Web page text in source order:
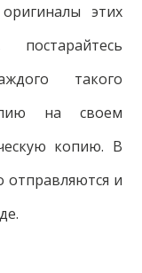
этих
такого
на своем
копию. В
отправляются и